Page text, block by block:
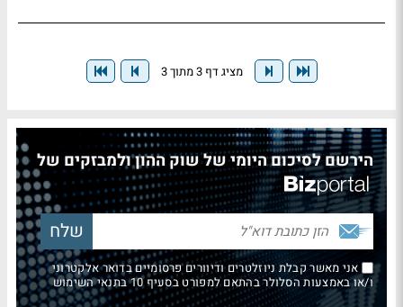
מציג דף 3 מתוך 3
הירשם לסיכום היומי של שוק ההון ולמבזקים של
אני מאשר קבלת ניוזלטרים ודיוורים פרסומיים בדואר אלקטרוני
ו/או באמצעות הסלולר בהתאם למפורט בסעיף 10 בתנאי השימוש